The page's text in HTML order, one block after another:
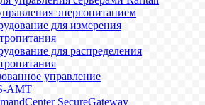
энергопитанием
для измерения
для распределения
управление
AMT
SecureGateway